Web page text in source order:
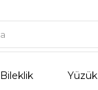
Bileklik Yüzük